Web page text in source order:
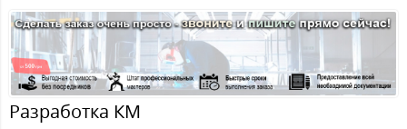
Разработка КМ